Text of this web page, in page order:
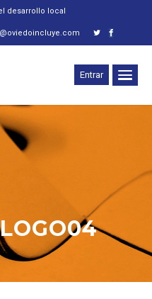
desarrollo local
Entrar